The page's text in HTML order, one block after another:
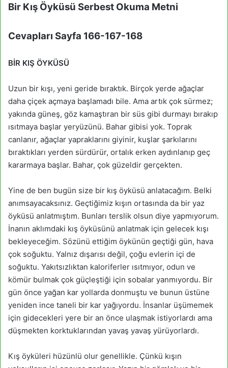
Bir Kış Öyküsü Serbest Okuma Metni
Cevapları Sayfa 166-167-168
BİR KIŞ ÖYKÜSÜ
Uzun bir kışı, yeni geride bıraktık. Birçok yerde ağaçlar
daha çiçek açmaya başlamadı bile. Ama artık çok sürmez;
yakında güneş, göz kamaştıran bir süs gibi durmayı bırakıp
ısıtmaya başlar yeryüzünü. Bahar gibisi yok. Toprak
canlanır, ağaçlar yapraklarını giyinir, kuşlar şarkılarını
bıraktıkları yerden sürdürür, ortalık erken aydınlanıp geç
kararmaya başlar. Bahar, çok güzeldir gerçekten.
Yine de ben bugün size bir kış öyküsü anlatacağım. Belki
anımsayacaksınız. Geçtiğimiz kışın ortasında da bir yaz
öyküsü anlatmıştım. Bunları terslik olsun diye yapmıyorum.
İnanın aklımdaki kış öyküsünü anlatmak için gelecek kışı
bekleyeceğim. Sözünü ettiğim öykünün geçtiği gün, hava
çok soğuktu. Yalnız dışarısı değil, çoğu evlerin içi de
soğuktu. Yakıtsızlıktan kaloriferler ısıtmıyor, odun ve
kömür bulmak çok güçleştiği için sobalar yanmıyordu. Bir
gün önce yağan kar yollarda donmuştu ve bunun üstüne
yeniden ince taneli bir kar yağıyordu. İnsanlar üşümemek
için gidecekleri yere bir an önce ulaşmak istiyorlardı ama
düşmekten korktuklarından yavaş yavaş yürüyorlardı.
Kış öyküleri hüzünlü olur genellikle. Çünkü kışın